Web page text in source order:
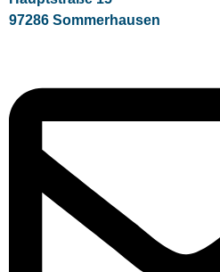
97286 Sommerhausen